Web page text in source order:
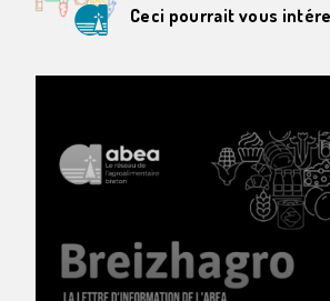
Ceci pourrait vous